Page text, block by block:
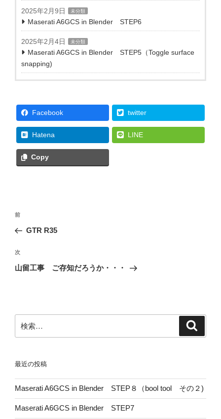
2025年2月9日 未分類
Maserati A6GCS in Blender STEP6
2025年2月4日 未分類
Maserati A6GCS in Blender STEP5（Toggle surface
snapping)
Facebook twitter
Hatena LINE
Copy
投
ナ
ビ
ゲ
ン
前
の
稿
前
GTR R35
次
の
次
山留工事 ご存知だろうか・・・
索:
最近の投稿
Maserati A6GCS in Blender STEP８（bool tool その２)
Maserati A6GCS in Blender STEP7